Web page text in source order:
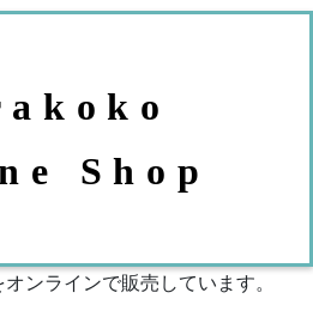
Shop
ンラインで販売しています。